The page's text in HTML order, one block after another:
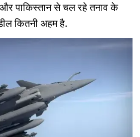
और पाकिस्तान से चल रहे तनाव के
कितनी अहम है.